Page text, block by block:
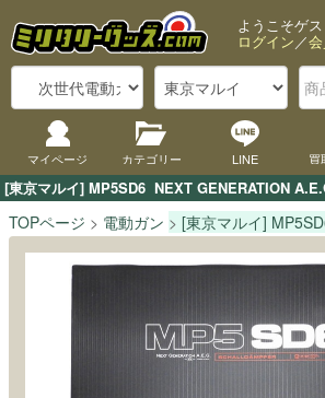
[東京マルイ] MP5SD6  NEXT GENERATION
ようこそゲ
ログイン／
マイページ カテゴリー LINE 買
TOPページ 電動ガン [東京マルイ]